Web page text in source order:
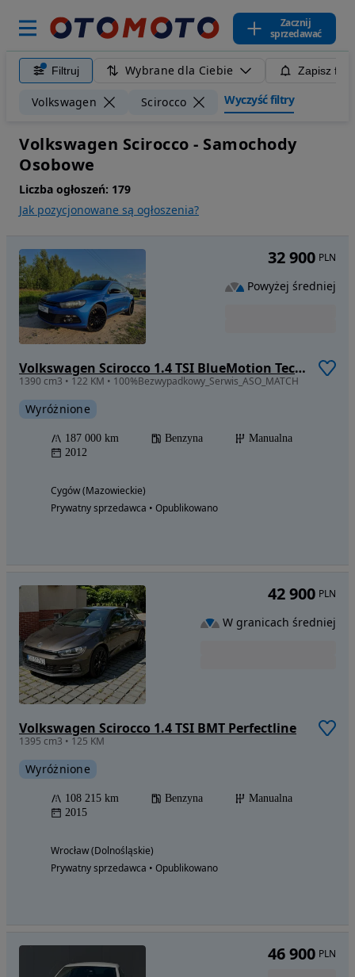
Zacznij
sprzedawać
Filtruj Wybrane dla Ciebie Zapisz
Volkswagen Scirocco Wyczyść filtry
Volkswagen Scirocco - Samochody
Osobowe
Liczba ogłoszeń: 179
Jak pozycjonowane są ogłoszenia?
Volkswagen Scirocco 1.4 TSI BlueMotion Technology Million
1390 cm3 • 122 KM • 100%Bezwypadkowy_Serwis_ASO_MATCH
Wyróżnione
187 000 km Benzyna
Manualna
2012
Cygów (Mazowieckie)
Prywatny sprzedawca • Opublikowano
32 900 PLN
Powyżej średniej
Volkswagen Scirocco 1.4 TSI BMT Perfectline
1395 cm3 • 125 KM
Wyróżnione
108 215 km Benzyna
Manualna
2015
Wrocław (Dolnośląskie)
Prywatny sprzedawca • Opublikowano
42 900 PLN
W granicach średniej
46 900 PLN